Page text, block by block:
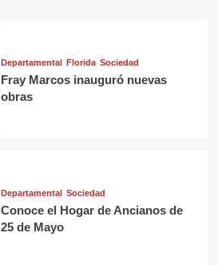
Departamental Florida Sociedad
Fray Marcos inauguró nuevas
obras
Departamental Sociedad
Conoce el Hogar de Ancianos de
25 de Mayo